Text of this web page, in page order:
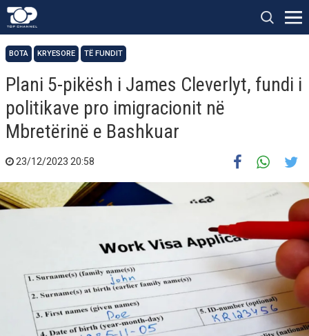
BOTA KRYESORE TË FUNDIT
Plani 5-pikësh i James Cleverlyt, fundi i
politikave pro imigracionit në
Mbretërinë e Bashkuar
23/12/2023 20:58